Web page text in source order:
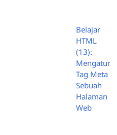
Belajar
HTML
(13):
Mengatur
Tag Meta
Sebuah
Halaman
Web